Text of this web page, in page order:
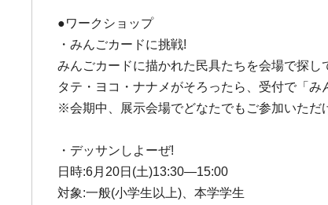
●ワークショップ
・みんごカードに挑戦!
みんごカードに描かれた民具たちを会場で探し
タテ・ヨコ・ナナメがそろったら、受付で「
※会期中、展示会場でどなたでもご参加いただ
・デッサンしよーぜ!
日時:6月20日(土)13:30―15:00
対象:一般(小学生以上)、本学学生